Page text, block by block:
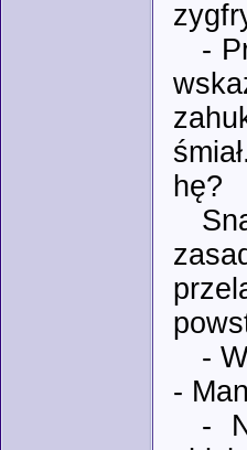
-
hę?
-
-
-